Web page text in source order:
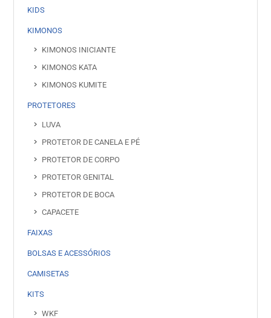
KIDS
KIMONOS
KIMONOS INICIANTE
KIMONOS KATA
KIMONOS KUMITE
PROTETORES
LUVA
PROTETOR DE CANELA E PÉ
PROTETOR DE CORPO
PROTETOR GENITAL
PROTETOR DE BOCA
CAPACETE
FAIXAS
BOLSAS E ACESSÓRIOS
CAMISETAS
KITS
WKF